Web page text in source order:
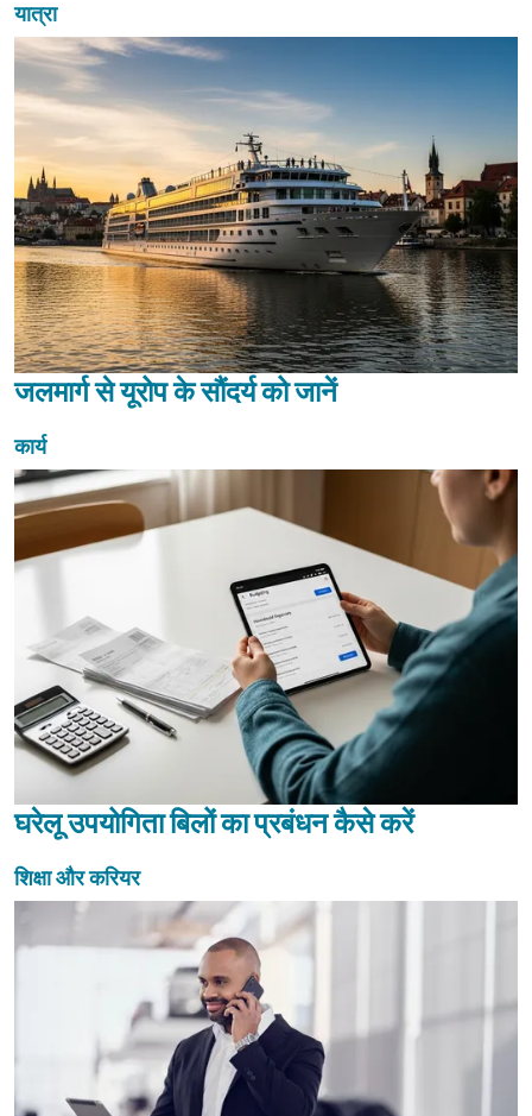
यात्रा
जलमार्ग से यूरोप के सौंदर्य को जानें
कार्य
घरेलू उपयोगिता बिलों का प्रबंधन कैसे करें
शिक्षा और करियर